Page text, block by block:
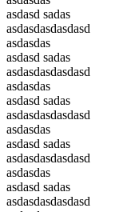
asdasd sadas
asdasdasdasdasd
asdasdas
asdasd sadas
asdasdasdasdasd
asdasdas
asdasd sadas
asdasdasdasdasd
asdasdas
asdasd sadas
asdasdasdasdasd
asdasdas
asdasd sadas
asdasdasdasdasd